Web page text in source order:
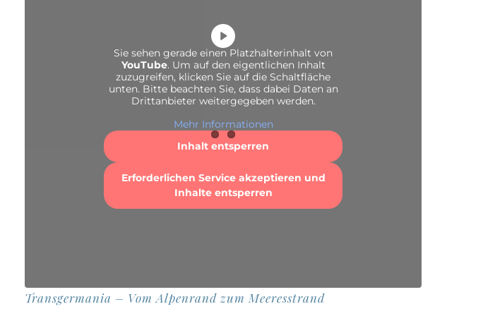
Sie sehen gerade einen Platzhalterinhalt von
YouTube. Um auf den eigentlichen Inhalt
zuzugreifen, klicken Sie auf die Schaltfläche
unten. Bitte beachten Sie, dass dabei Daten an
Drittanbieter weitergegeben werden.
Mehr Informationen
Inhalt entsperren
Erforderlichen Service akzeptieren und
Inhalte entsperren
Transgermania – Vom Alpenrand zum Meeresstrand